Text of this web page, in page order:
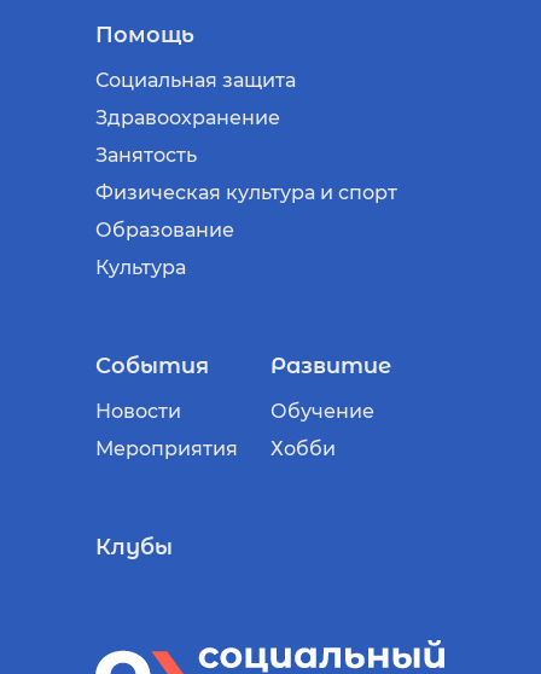
Помощь
Социальная защита
Здравоохранение
Занятость
Физическая культура и спорт
Образование
Культура
События
Новости
Мероприятия
Развитие
Обучение
Хобби
Клубы